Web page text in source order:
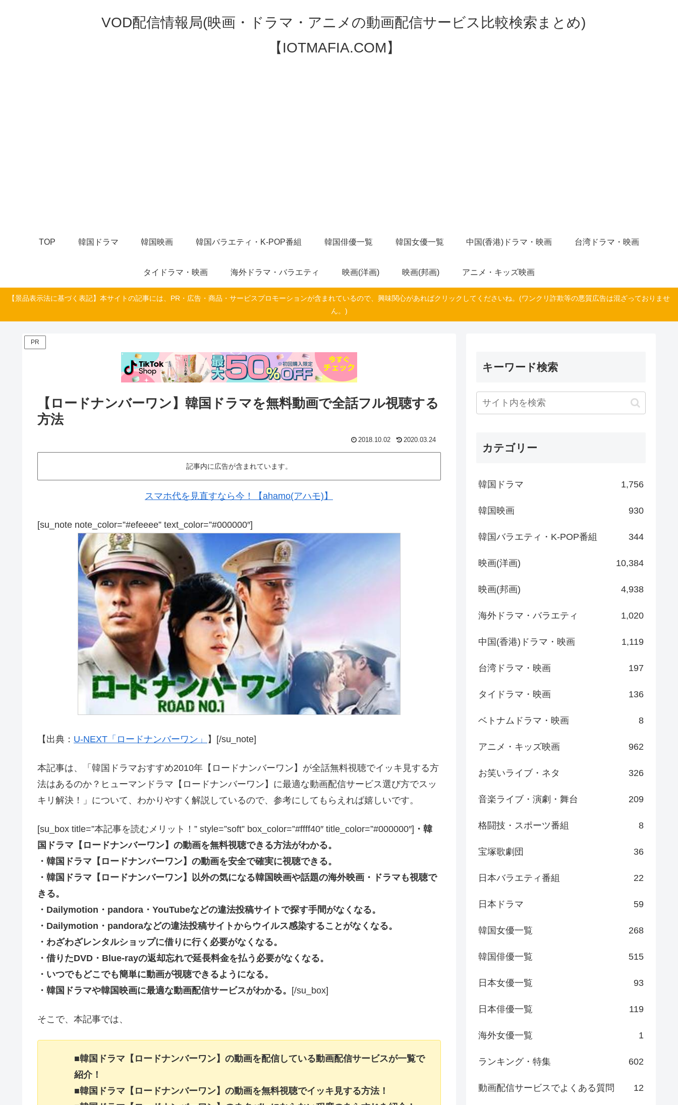
VOD配信情報局(映画・ドラマ・アニメの動画配信サービス比較検索まとめ)
【IOTMAFIA.COM】
TOP 韓国ドラマ 韓国映画 韓国バラエティ・K-POP番組 韓国俳優一覧 韓国女優一覧 中国(香港)ドラマ・映画 台湾ドラマ・映画
タイドラマ・映画 海外ドラマ・バラエティ 映画(洋画) 映画(邦画) アニメ・キッズ映画
【景品表示法に基づく表記】本サイトの記事には、PR・広告・商品・サービスプロモーションが含まれているので、興味関心があればクリックしてくださいね。(ワンクリ詐欺等の悪質広告は混ざっておりませ
ん。)
PR
【ロードナンバーワン】韓国ドラマを無料動画で全話フル視聴する
方法
2018.10.02 2020.03.24
記事内に広告が含まれています。
スマホ代を見直すなら今！【ahamo(アハモ)】
[su_note note_color=”#efeeee” text_color=”#000000″]
【出典： U-NEXT「ロードナンバーワン」 】[/su_note]
本記事は、「韓国ドラマおすすめ2010年【ロードナンバーワン】が全話無料視聴でイッキ見する方
法はあるのか？ヒューマンドラマ【ロードナンバーワン】に最適な動画配信サービス選び方でスッ
キリ解決！」について、わかりやすく解説しているので、参考にしてもらえれば嬉しいです。
[su_box title=”本記事を読むメリット！” style=”soft” box_color=”#ffff40″ title_color=”#000000″] ・韓
国ドラマ【ロードナンバーワン】の動画を無料視聴できる方法がわかる。
・韓国ドラマ【ロードナンバーワン】の動画を安全で確実に視聴できる。
・韓国ドラマ【ロードナンバーワン】以外の気になる韓国映画や話題の海外映画・ドラマも視聴で
きる。
・Dailymotion・pandora・YouTubeなどの違法投稿サイトで探す手間がなくなる。
・Dailymotion・pandoraなどの違法投稿サイトからウイルス感染することがなくなる。
・わざわざレンタルショップに借りに行く必要がなくなる。
・借りたDVD・Blue-rayの返却忘れで延長料金を払う必要がなくなる。
・いつでもどこでも簡単に動画が視聴できるようになる。
・韓国ドラマや韓国映画に最適な動画配信サービスがわかる。 [/su_box]
そこで、本記事では、
■韓国ドラマ【ロードナンバーワン】の動画を配信している動画配信サービスが一覧で
紹介！
■韓国ドラマ【ロードナンバーワン】の動画を無料視聴でイッキ見する方法！
キーワード検索
カテゴリー
韓国ドラマ 1,756
韓国映画 930
韓国バラエティ・K-POP番組 344
映画(洋画) 10,384
映画(邦画) 4,938
海外ドラマ・バラエティ 1,020
中国(香港)ドラマ・映画 1,119
台湾ドラマ・映画 197
タイドラマ・映画 136
ベトナムドラマ・映画 8
アニメ・キッズ映画 962
お笑いライブ・ネタ 326
音楽ライブ・演劇・舞台 209
格闘技・スポーツ番組 8
宝塚歌劇団 36
日本バラエティ番組 22
日本ドラマ 59
韓国女優一覧 268
韓国俳優一覧 515
日本女優一覧 93
日本俳優一覧 119
海外女優一覧 1
ランキング・特集 602
動画配信サービスでよくある質問 12